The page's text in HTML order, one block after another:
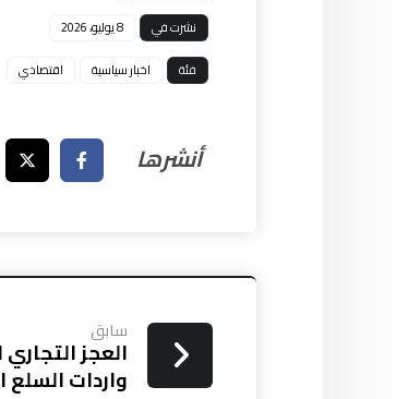
نشرت في
8 يوليو، 2026
فئة
اخبار سياسية اقتصادي
سابق
العجز
واردات السلع